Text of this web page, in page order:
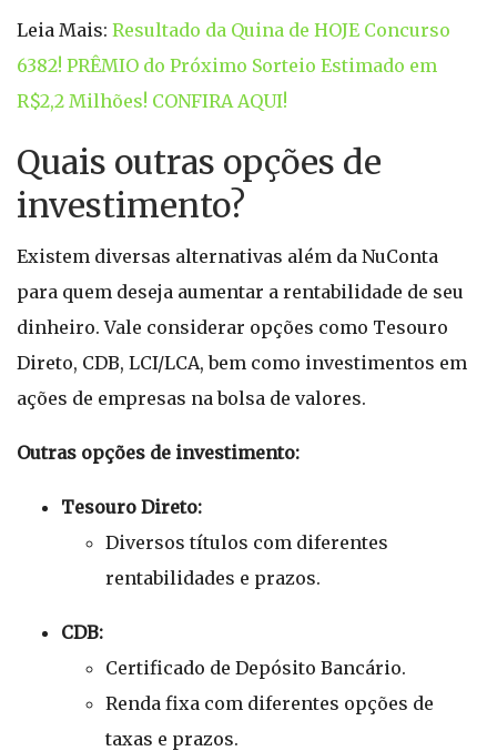
Leia Mais: Resultado da Quina de HOJE Concurso
6382! PRÊMIO do Próximo Sorteio Estimado em
R$2,2 Milhões! CONFIRA AQUI!
Quais outras opções de
investimento?
Existem diversas alternativas além da NuConta
para quem deseja aumentar a rentabilidade de seu
dinheiro. Vale considerar opções como Tesouro
Direto, CDB, LCI/LCA, bem como investimentos em
ações de empresas na bolsa de valores.
Outras opções de investimento:
Tesouro Direto:
Diversos títulos com diferentes
rentabilidades e prazos.
CDB:
Certificado de Depósito Bancário.
Renda fixa com diferentes opções de
taxas e prazos.